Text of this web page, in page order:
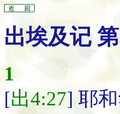
出埃及记
1
[出4:27] 耶